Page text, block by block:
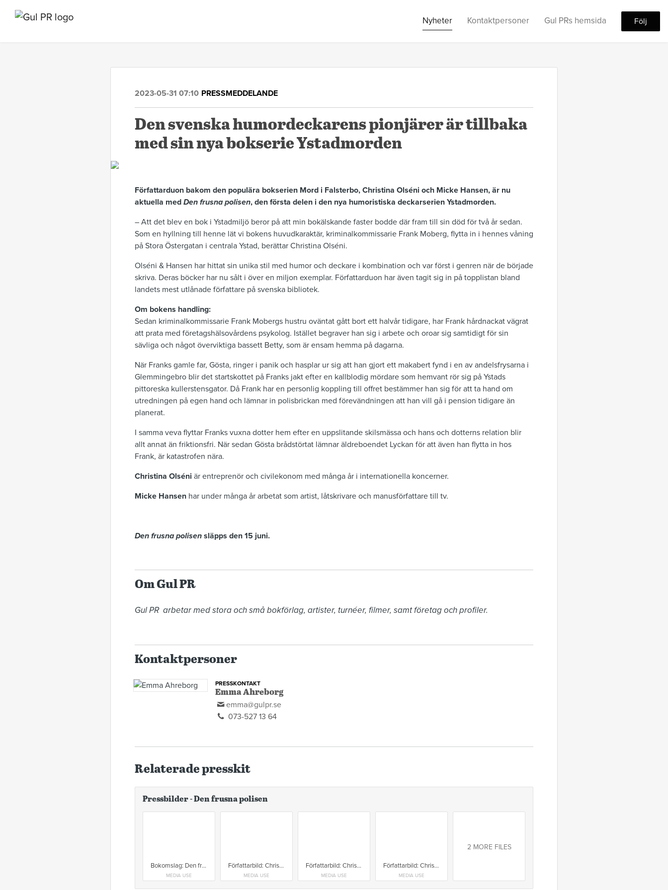
Nyheter Kontaktpersoner Gul PRs hemsida Följ
2023-05-31 07:10 PRESSMEDDELANDE
Den svenska humordeckarens pionjärer är tillbaka
med sin nya bokserie Ystadmorden
Författarduon bakom den populära bokserien Mord i Falsterbo, Christina Olséni och Micke Hansen, är nu
aktuella med Den frusna polisen, den första delen i den nya humoristiska deckarserien Ystadmorden.
– Att det blev en bok i Ystadmiljö beror på att min bokälskande faster bodde där fram till sin död för två år sedan.
Som en hyllning till henne lät vi bokens huvudkaraktär, kriminalkommissarie Frank Moberg, flytta in i hennes våning
på Stora Östergatan i centrala Ystad, berättar Christina Olséni.
Olséni & Hansen har hittat sin unika stil med humor och deckare i kombination och var först i genren när de började
skriva. Deras böcker har nu sålt i över en miljon exemplar. Författarduon har även tagit sig in på topplistan bland
landets mest utlånade författare på svenska bibliotek.
Om bokens handling:
Sedan kriminalkommissarie Frank Mobergs hustru oväntat gått bort ett halvår tidigare, har Frank hårdnackat vägrat
att prata med företagshälsovårdens psykolog. Istället begraver han sig i arbete och oroar sig samtidigt för sin
sävliga och något överviktiga bassett Betty, som är ensam hemma på dagarna.
När Franks gamle far, Gösta, ringer i panik och hasplar ur sig att han gjort ett makabert fynd i en av andelsfrysarna i
Glemmingebro blir det startskottet på Franks jakt efter en kallblodig mördare som hemvant rör sig på Ystads
pittoreska kullerstensgator. Då Frank har en personlig koppling till offret bestämmer han sig för att ta hand om
utredningen på egen hand och lämnar in polisbrickan med förevändningen att han vill gå i pension tidigare än
planerat.
I samma veva flyttar Franks vuxna dotter hem efter en uppslitande skilsmässa och hans och dotterns relation blir
allt annat än friktionsfri. När sedan Gösta brådstörtat lämnar äldreboendet Lyckan för att även han flytta in hos
Frank, är katastrofen nära.
Christina Olséni är entreprenör och civilekonom med många år i internationella koncerner.
Micke Hansen har under många år arbetat som artist, låtskrivare och manusförfattare till tv.
Den frusna polisen släpps den 15 juni.
Om Gul PR
Gul PR  arbetar med stora och små bokförlag, artister, turnéer, filmer, samt företag och profiler.
Kontaktpersoner
PRESSKONTAKT
Emma Ahreborg
emma@gulpr.se
073-527 13 64
Relaterade presskit
Pressbilder - Den frusna polisen
Bokomslag: Den frusan polisen
MEDIA USE
Författarbild: Christina Olséni & Micke Hansen Foto: Emil Malmborg
MEDIA USE
Författarbild: Christina Olséni & Micke Hansen Foto: Emil Malmborg
MEDIA USE
Författarbild: Christina Olséni & Micke Hansen Foto: Emil Malmborg
MEDIA USE
2 MORE FILES